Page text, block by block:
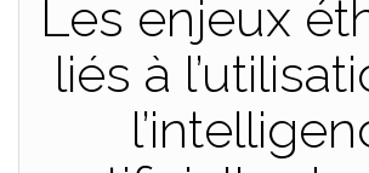
Les enjeux
liés à